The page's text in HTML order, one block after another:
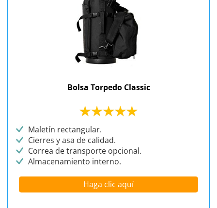
Bolsa Torpedo Classic
Maletín rectangular.
Cierres y asa de calidad.
Correa de transporte opcional.
Almacenamiento interno.
Haga clic aquí